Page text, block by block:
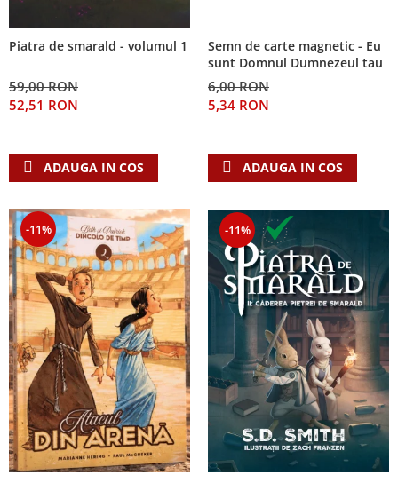
Piatra de smarald - volumul 1
59,00 RON
52,51 RON
ADAUGA IN COS
Semn de carte magnetic - Eu
sunt Domnul Dumnezeul tau
6,00 RON
5,34 RON
ADAUGA IN COS
-11% -11%